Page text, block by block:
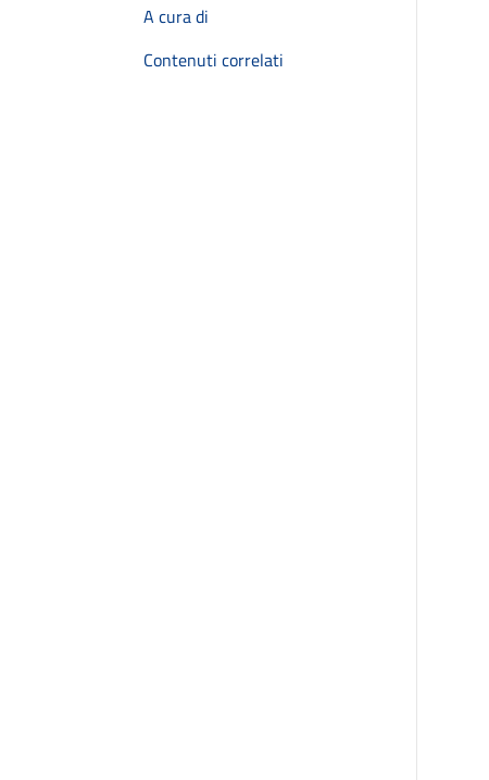
A cura di
Contenuti correlati